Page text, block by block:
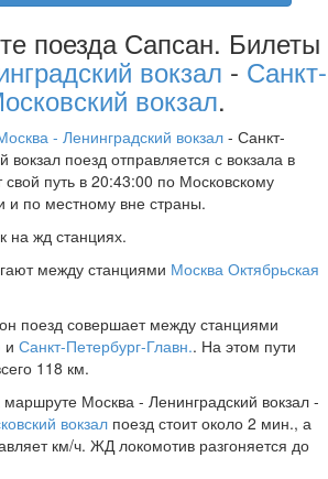
поезда Сапсан. Билеты
вокзал - Санкт-
вокзал.
- Ленинградский вокзал - Санкт-
вокзал поезд отправляется с вокзала в
свой путь в 20:43:00 по Московскому
и по местному вне страны.
на жд станциях.
между станциями Москва Октябрьская
поезд совершает между станциями
и Санкт-Петербург-Главн.. На этом пути
118 км.
Москва - Ленинградский вокзал -
вокзал поезд стоит около 2 мин., а
км/ч. ЖД локомотив разгоняется до